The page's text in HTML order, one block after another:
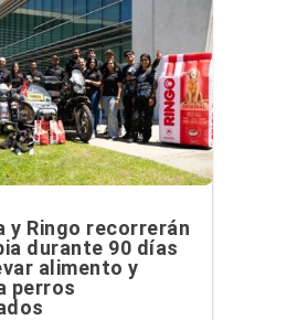
y Ringo recorrerán
durante 90 días
alimento y
perros